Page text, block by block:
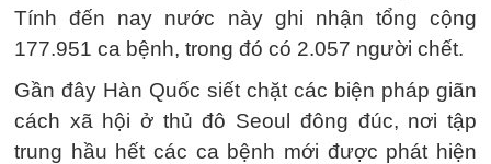
Tính đến nay nước này ghi nhận tổng cộng
177.951 ca bệnh, trong đó có 2.057 người chết.
Gần đây Hàn Quốc siết chặt các biện pháp giãn
cách xã hội ở thủ đô Seoul đông đúc, nơi tập
trung hầu hết các ca bệnh mới được phát hiện